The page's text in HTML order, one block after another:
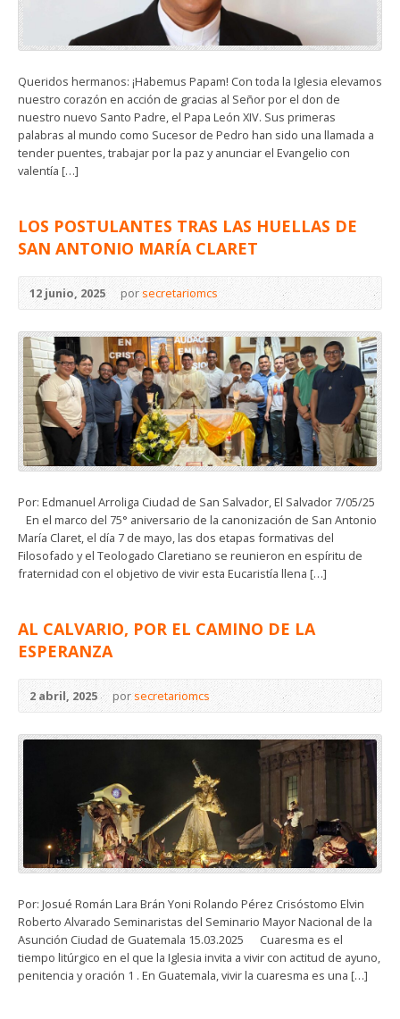
Queridos hermanos: ¡Habemus Papam! Con toda la Iglesia elevamos
nuestro corazón en acción de gracias al Señor por el don de
nuestro nuevo Santo Padre, el Papa León XIV. Sus primeras
palabras al mundo como Sucesor de Pedro han sido una llamada a
tender puentes, trabajar por la paz y anunciar el Evangelio con
valentía […]
LOS POSTULANTES TRAS LAS HUELLAS DE
SAN ANTONIO MARÍA CLARET
12 junio, 2025 porsecretariomcs
Por: Edmanuel Arroliga Ciudad de San Salvador, El Salvador 7/05/25
En el marco del 75° aniversario de la canonización de San Antonio
María Claret, el día 7 de mayo, las dos etapas formativas del
Filosofado y el Teologado Claretiano se reunieron en espíritu de
fraternidad con el objetivo de vivir esta Eucaristía llena […]
AL CALVARIO, POR EL CAMINO DE LA
ESPERANZA
2 abril, 2025 porsecretariomcs
Por: Josué Román Lara Brán Yoni Rolando Pérez Crisóstomo Elvin
Roberto Alvarado Seminaristas del Seminario Mayor Nacional de la
Asunción Ciudad de Guatemala 15.03.2025 Cuaresma es el
tiempo litúrgico en el que la Iglesia invita a vivir con actitud de ayuno,
penitencia y oración 1 . En Guatemala, vivir la cuaresma es una […]